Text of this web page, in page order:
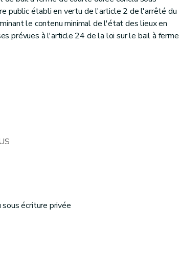
public établi en vertu de l'article 2 de l'arrêté du
le contenu minimal de l'état des lieux en
prévues à l'article 24 de la loi sur le bail à ferme
sous écriture privée